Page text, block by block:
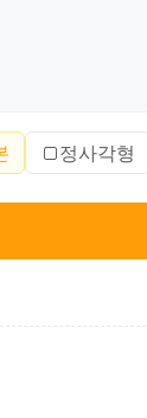
정사각형